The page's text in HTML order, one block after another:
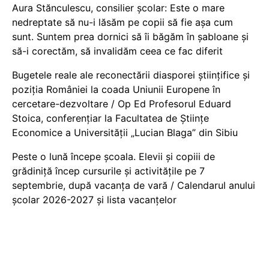
Aura Stănculescu, consilier școlar: Este o mare
nedreptate să nu-i lăsăm pe copii să fie așa cum
sunt. Suntem prea dornici să îi băgăm în șabloane și
să-i corectăm, să invalidăm ceea ce fac diferit
Bugetele reale ale reconectării diasporei științifice și
poziția României la coada Uniunii Europene în
cercetare-dezvoltare / Op Ed Profesorul Eduard
Stoica, conferențiar la Facultatea de Științe
Economice a Universității „Lucian Blaga” din Sibiu
Peste o lună începe școala. Elevii și copiii de
grădiniță încep cursurile și activitățile pe 7
septembrie, după vacanța de vară / Calendarul anului
școlar 2026-2027 și lista vacanțelor